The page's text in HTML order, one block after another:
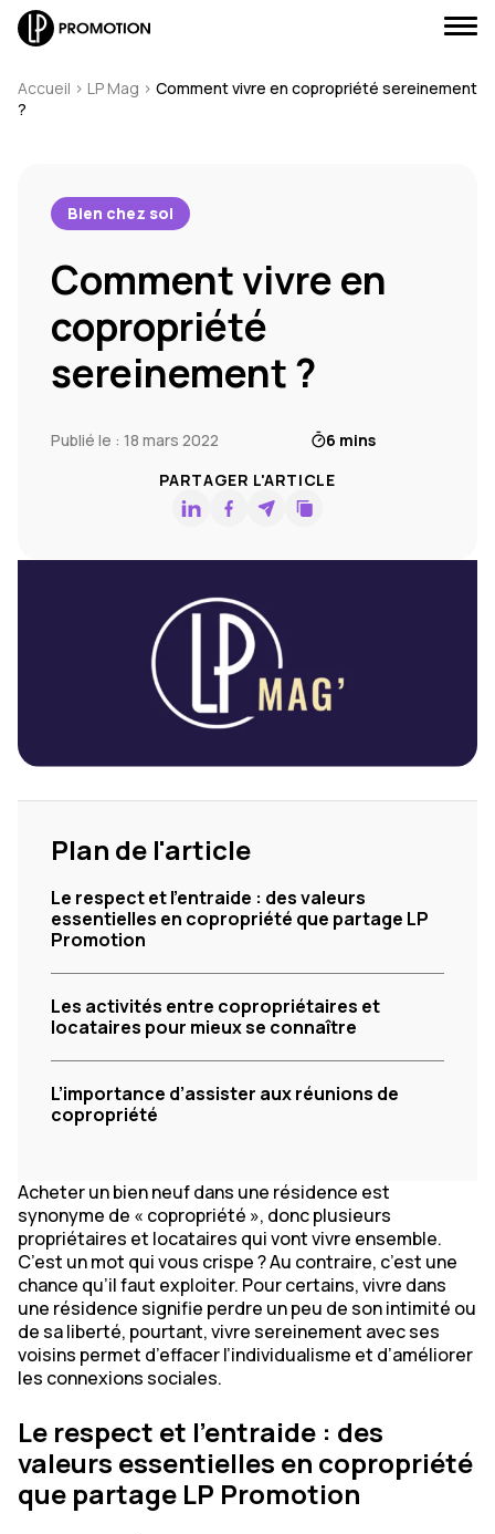
Accueil > LP Mag > Comment vivre en copropriété sereinement
?
Bien chez soi
Comment vivre en
copropriété
sereinement ?
Publié le : 18 mars 2022
6 mins
PARTAGER L'ARTICLE
Plan de l'article
Le respect et l’entraide : des valeurs
essentielles en copropriété que partage LP
Promotion
Les activités entre copropriétaires et
locataires pour mieux se connaître
L’importance d’assister aux réunions de
copropriété
Acheter un bien neuf dans une résidence est
synonyme de « copropriété », donc plusieurs
propriétaires et locataires qui vont vivre ensemble.
C’est un mot qui vous crispe ? Au contraire, c’est une
chance qu’il faut exploiter. Pour certains, vivre dans
une résidence signifie perdre un peu de son intimité ou
de sa liberté, pourtant, vivre sereinement avec ses
voisins permet d’effacer l’individualisme et d’améliorer
les connexions sociales.
Le respect et l’entraide : des
valeurs essentielles en copropriété
que partage LP Promotion
J'appelle un conseiller
Je suis rappelé(e)